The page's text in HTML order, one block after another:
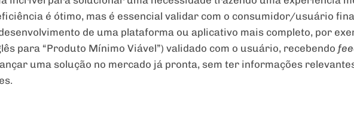
é ótimo, mas é essencial validar com o consumidor/usuário
de uma plataforma ou aplicativo mais completo, por
para “Produto Mínimo Viável”) validado com o usuário, recebendo
uma solução no mercado já pronta, sem ter informações